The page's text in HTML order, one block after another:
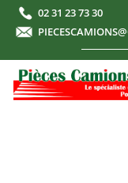
02 31 23 73 30